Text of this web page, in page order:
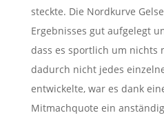
steckte. Die Nordkurve
Ergebnisses gut aufgelegt
dass es sportlich um nichts
dadurch nicht jedes
entwickelte, war es dank
Mitmachquote ein